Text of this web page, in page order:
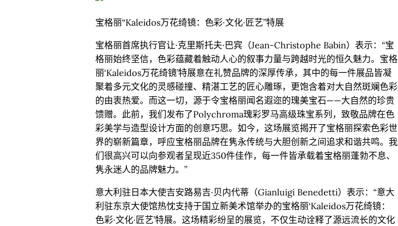
宝格丽“Kaleidos万花绮镜：色彩·文化·匠艺”特展
宝格丽首席执行官让·克里斯托夫·巴宾（Jean-Christophe Babin）表示：“宝
格丽始终坚信，色彩蕴藏着触动人心的叙事力量与跨越时光的恒久魅力。宝格
丽‘Kaleidos万花绮镜’特展意在礼赞品牌的深厚传承，其中的每一件展品皆凝
聚着多元文化的灵感碰撞、精湛工艺的匠心雕琢，更饱含着对大自然斑斓色彩
的由衷热爱。而这一切，源于令宝格丽闻名遐迩的瑰美宝石——大自然的珍贵
馈赠。此前，我们发布了Polychroma瑰彩罗马高级珠宝系列，致敬品牌在色
彩美学与造型设计方面的创意巧思。如今，这场展览揭开了宝格丽探索色彩世
界的崭新篇章，呼应宝格丽品牌在隽永传统与大胆创新之间追求和谐共鸣。我
们很高兴可以向参观者呈现近350件佳作，每一件皆承载着宝格丽蓬勃不息、
隽永迷人的品牌魅力。”
意大利驻日本大使吉安路易吉·贝内代蒂（Gianluigi Benedetti）表示：“意大
利驻东京大使馆热忱支持于国立新美术馆举办的宝格丽‘Kaleidos万花绮镜：
色彩·文化·匠艺’特展。这场精彩纷呈的展览，不仅生动诠释了源远流长的文化